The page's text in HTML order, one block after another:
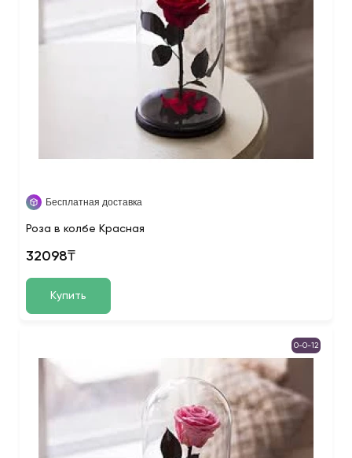
Бесплатная доставка
Роза в колбе Красная
32098₸
Купить
0-0-12